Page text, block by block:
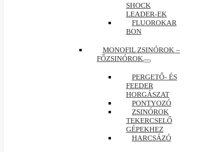
SHOCK
LEADER-EK
FLUOROKAR
BON
MONOFIL ZSINÓROK –
FŐZSINÓROK
PERGETŐ- ÉS
FEEDER
HORGÁSZAT
PONTYOZÓ
ZSINÓROK
TEKERCSELŐ
GÉPEKHEZ
HARCSÁZÓ